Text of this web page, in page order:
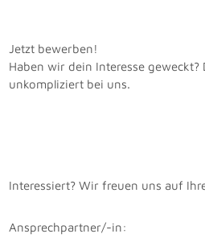
Jetzt bewerben!
Haben wir dein Interesse geweckt?
unkompliziert bei uns.
Interessiert? Wir freuen uns auf
Ansprechpartner/-in: